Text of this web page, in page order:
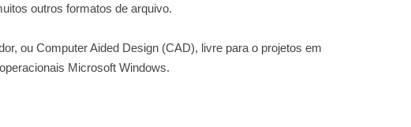
outros formatos de arquivo.
ou Computer Aided Design (CAD), livre para o projetos em
Microsoft Windows.